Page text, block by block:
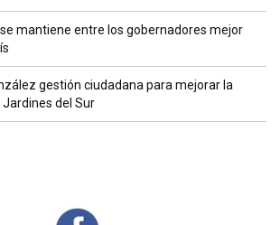
mantiene entre los gobernadores mejor
gestión ciudadana para mejorar la
del Sur